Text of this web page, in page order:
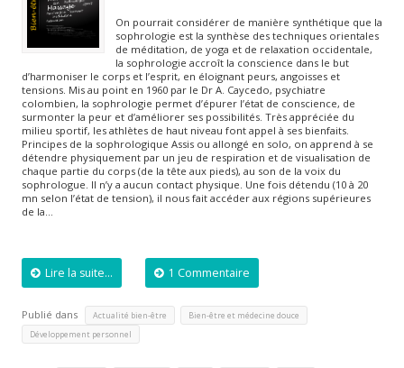
On pourrait considérer de manière synthétique que la
sophrologie est la synthèse des techniques orientales
de méditation, de yoga et de relaxation occidentale,
la sophrologie accroît la conscience dans le but
d’harmoniser le corps et l’esprit, en éloignant peurs, angoisses et
tensions. Mis au point en 1960 par le Dr A. Caycedo, psychiatre
colombien, la sophrologie permet d’épurer l’état de conscience, de
surmonter la peur et d’améliorer ses possibilités. Très appréciée du
milieu sportif, les athlètes de haut niveau font appel à ses bienfaits.
Principes de la sophrologique Assis ou allongé en solo, on apprend à se
détendre physiquement par un jeu de respiration et de visualisation de
chaque partie du corps (de la tête aux pieds), au son de la voix du
sophrologue. Il n’y a aucun contact physique. Une fois détendu (10 à 20
mn selon l’état de tension), il nous fait accéder aux régions supérieures
de la…
Lire la suite... 1 Commentaire
Publié dans Actualité bien-être Bien-être et médecine douce
Développement personnel